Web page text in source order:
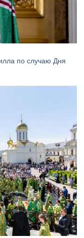
по случаю Дня